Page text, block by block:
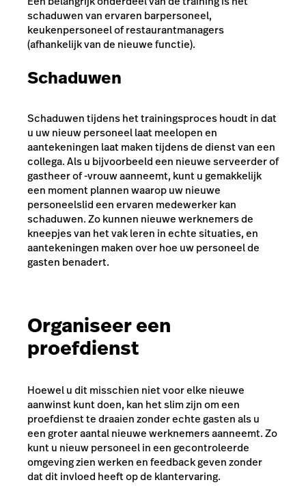
schaduwen van ervaren barpersoneel,
keukenpersoneel of restaurantmanagers
(afhankelijk van de nieuwe functie).
Schaduwen
Schaduwen tijdens het trainingsproces houdt in dat
u uw nieuw personeel laat meelopen en
aantekeningen laat maken tijdens de dienst van een
collega. Als u bijvoorbeeld een nieuwe serveerder of
gastheer of -vrouw aanneemt, kunt u gemakkelijk
een moment plannen waarop uw nieuwe
personeelslid een ervaren medewerker kan
schaduwen. Zo kunnen nieuwe werknemers de
kneepjes van het vak leren in echte situaties, en
aantekeningen maken over hoe uw personeel de
gasten benadert.
Organiseer een
proefdienst
Hoewel u dit misschien niet voor elke nieuwe
aanwinst kunt doen, kan het slim zijn om een
proefdienst te draaien zonder echte gasten als u
een groter aantal nieuwe werknemers aanneemt. Zo
kunt u nieuw personeel in een gecontroleerde
omgeving zien werken en feedback geven zonder
dat dit invloed heeft op de klantervaring.